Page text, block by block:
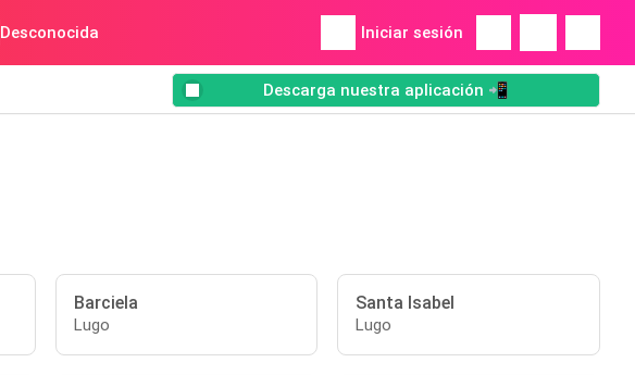
Desconocida Iniciar sesión
Descarga nuestra aplicación 📲
Barciela
Lugo
Santa Isabel
Lugo